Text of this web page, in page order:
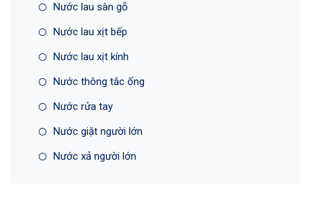
Nước lau sàn gỗ
Nước lau xịt bếp
Nước lau xịt kính
Nước thông tắc ống
Nước rửa tay
Nước giặt người lớn
Nước xả người lớn